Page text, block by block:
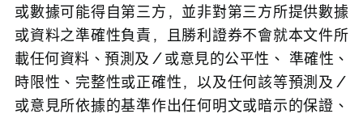
或數據可能得自第三方，並非對第三方所提供數據
或資料之準確性負責，且勝利證券不會就本文件所
載任何資料、預測及／或意見的公平性、 準確性、
時限性、完整性或正確性，以及任何該等預測及／
或意見所依據的基準作出任何明文或暗示的保證、